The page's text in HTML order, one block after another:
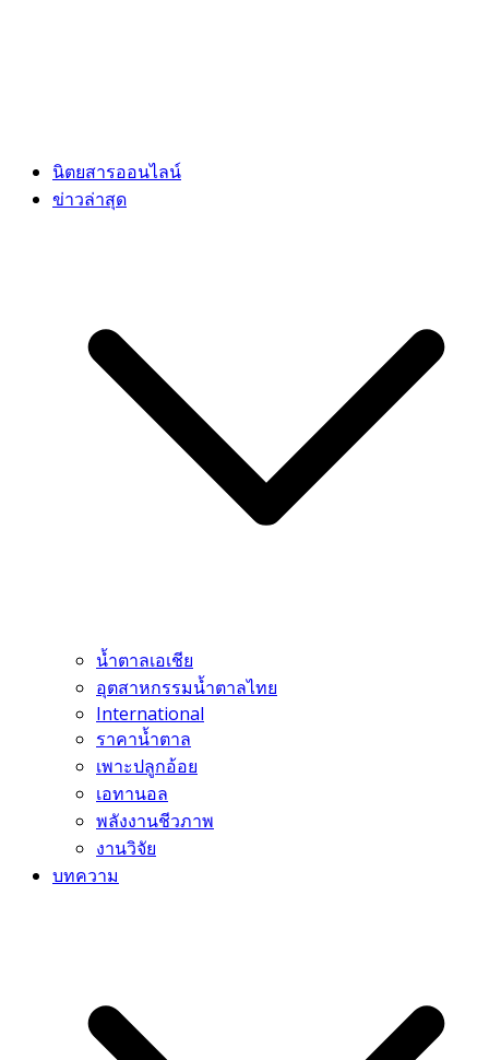
นิตยสารออนไลน์
ข่าวล่าสุด
น้ำตาลเอเชีย
อุตสาหกรรมน้ำตาลไทย
International
ราคาน้ำตาล
เพาะปลูกอ้อย
เอทานอล
พลังงานชีวภาพ
งานวิจัย
บทความ